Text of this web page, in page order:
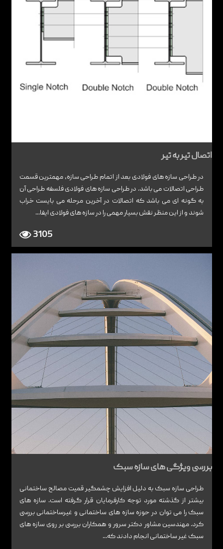
اتصال تیر به تیر
در طراحی سازه های فولادی بعد از اتمام طراحی سازه، مهمترین قسمت
طراحی اتصالات می باشد. در طراحی سازه های فولادی فلسفه طراحی آن
به گونه ای می باشد که اتصالات در آخرین مرحله می بایست خراب
شوند و از این منظر نقش بسیار مهمی را در سازه های فولادی ایفا...
3105
بررسی ویژگی های سازه سبک
طراحی سازه سبک به دلیل افزایش چشمگیر قمیت مصالح ساختمانی
بیشتر از گذشته مورد توجه کارفرمایان قرار گرفته است. سازه های
سبک را می توان در حوزه سازه های ساختمانی و غیرساختمانی بررسی
کرد. مهندسین مشاور دکتر سرور و همکاران بررسی بر روی سازه های
سبک غیر ساختمانی انجام دادند که...